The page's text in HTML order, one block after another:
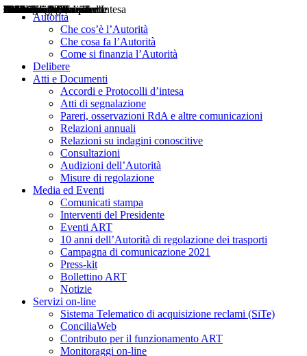
Autorità
Che cos’è l’Autorità
Che cosa fa l’Autorità
Come si finanzia l’Autorità
Delibere
Atti e Documenti
Accordi e Protocolli d’intesa
Atti di segnalazione
Pareri, osservazioni RdA e altre comunicazioni
Relazioni annuali
Relazioni su indagini conoscitive
Consultazioni
Audizioni dell’Autorità
Misure di regolazione
Media ed Eventi
Comunicati stampa
Interventi del Presidente
Eventi ART
10 anni dell’Autorità di regolazione dei trasporti
Campagna di comunicazione 2021
Press-kit
Bollettino ART
Notizie
Servizi on-line
Sistema Telematico di acquisizione reclami (SiTe)
ConciliaWeb
Contributo per il funzionamento ART
Monitoraggi on-line
Delibere
Pareri
Consultazioni
Audizioni
Atti di Segnalazione
Accordi e Protocolli d'Intesa
Relazioni annuali
Misure di regolazione
Notizie
Comunicati Stampa
Bollettini ART
Convegni ART
Interviste del Presidente
Articoli in primo piano
Interventi del Presidente
2004
2005
2010
2013
2014
2015
2016
2017
2018
2019
202
2020
2021
2022
2023
2024
2025
2026
Aereo
Marittimo
Terrestre